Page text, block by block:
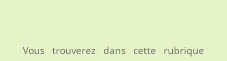
Vous trouverez dans cette rubrique